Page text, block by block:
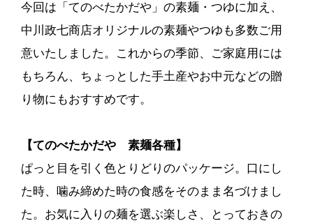
今回は「てのべたかだや」の素麺・つゆに加え、
中川政七商店オリジナルの素麺やつゆも多数ご用
意いたしました。これからの季節、ご家庭用には
もちろん、ちょっとした手土産やお中元などの贈
り物にもおすすめです。
【てのべたかだや 素麺各種】
ぱっと目を引く色とりどりのパッケージ。口にし
た時、噛み締めた時の食感をそのまま名づけまし
た。お気に入りの麺を選ぶ楽しさ、とっておきの